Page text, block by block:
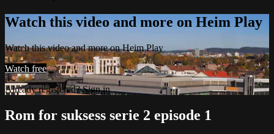
Watch this video and more on Heim Play
Watch this video and more on Heim Play
Watch free
Already registered?Sign in
Rom for suksess serie 2 episode 1